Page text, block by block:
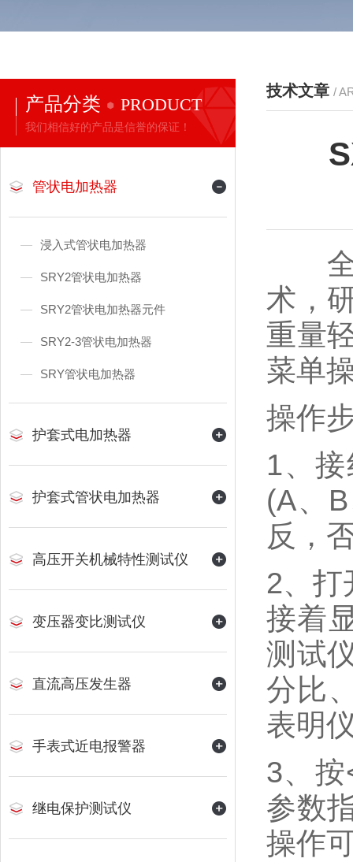
产品分类 PRODUCT
我们相信好的产品是信誉的保证！
管状电加热器
浸入式管状电加热器
SRY2管状电加热器
SRY2管状电加热器元件
SRY2-3管状电加热器
SRY管状电加热器
护套式电加热器
护套式管状电加热器
高压开关机械特性测试仪
变压器变比测试仪
直流高压发生器
手表式近电报警器
继电保护测试仪
技术文章 /
全
术，
重量
菜单
操作
1、
(A、
反，
2、打
接着
测试
分比
表明
3、
参数
操作